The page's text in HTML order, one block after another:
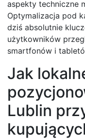
aspekty techniczne
Optymalizacja pod
dziś absolutnie
użytkowników
smartfonów i
Jak
Lublin